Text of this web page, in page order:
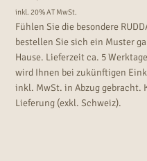
inkl. 20% AT MwSt.
Fühlen Sie die besondere
bestellen Sie sich ein Muster
Hause. Lieferzeit ca. 5
wird Ihnen bei zukünftigen
inkl. MwSt. in Abzug gebracht.
Lieferung (exkl. Schweiz).